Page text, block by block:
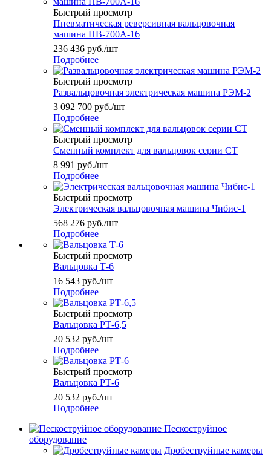
Быстрый просмотр
Пневматическая реверсивная вальцовочная
машина ПВ-700А-16
236 436 руб./шт
Подробнее
Быстрый просмотр
Развальцовочная электрическая машина РЭМ-2
3 092 700 руб./шт
Подробнее
Быстрый просмотр
Сменный комплект для вальцовок серии СТ
8 991 руб./шт
Подробнее
Быстрый просмотр
Электрическая вальцовочная машина Чибис-1
568 276 руб./шт
Подробнее
Быстрый просмотр
Вальцовка Т-6
16 543 руб./шт
Подробнее
Быстрый просмотр
Вальцовка РТ-6,5
20 532 руб./шт
Подробнее
Быстрый просмотр
Вальцовка РТ-6
20 532 руб./шт
Подробнее
Пескоструйное
оборудование
Дробеструйные камеры